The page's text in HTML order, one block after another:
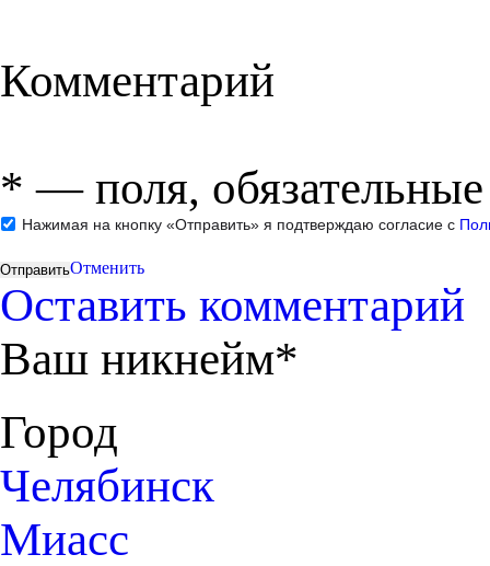
Комментарий
* — поля,
Нажимая на кнопку «Отправить» я подтверждаю согласие с
Отменить
Оставить комментарий
Ваш никнейм*
Город
Челябинск
Миасс